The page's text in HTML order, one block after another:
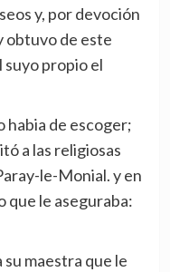
y, por devoción
obtuvo de este
suyo propio el
de escoger;
a las religiosas
le-Monial. y en
que le aseguraba:
su maestra que le